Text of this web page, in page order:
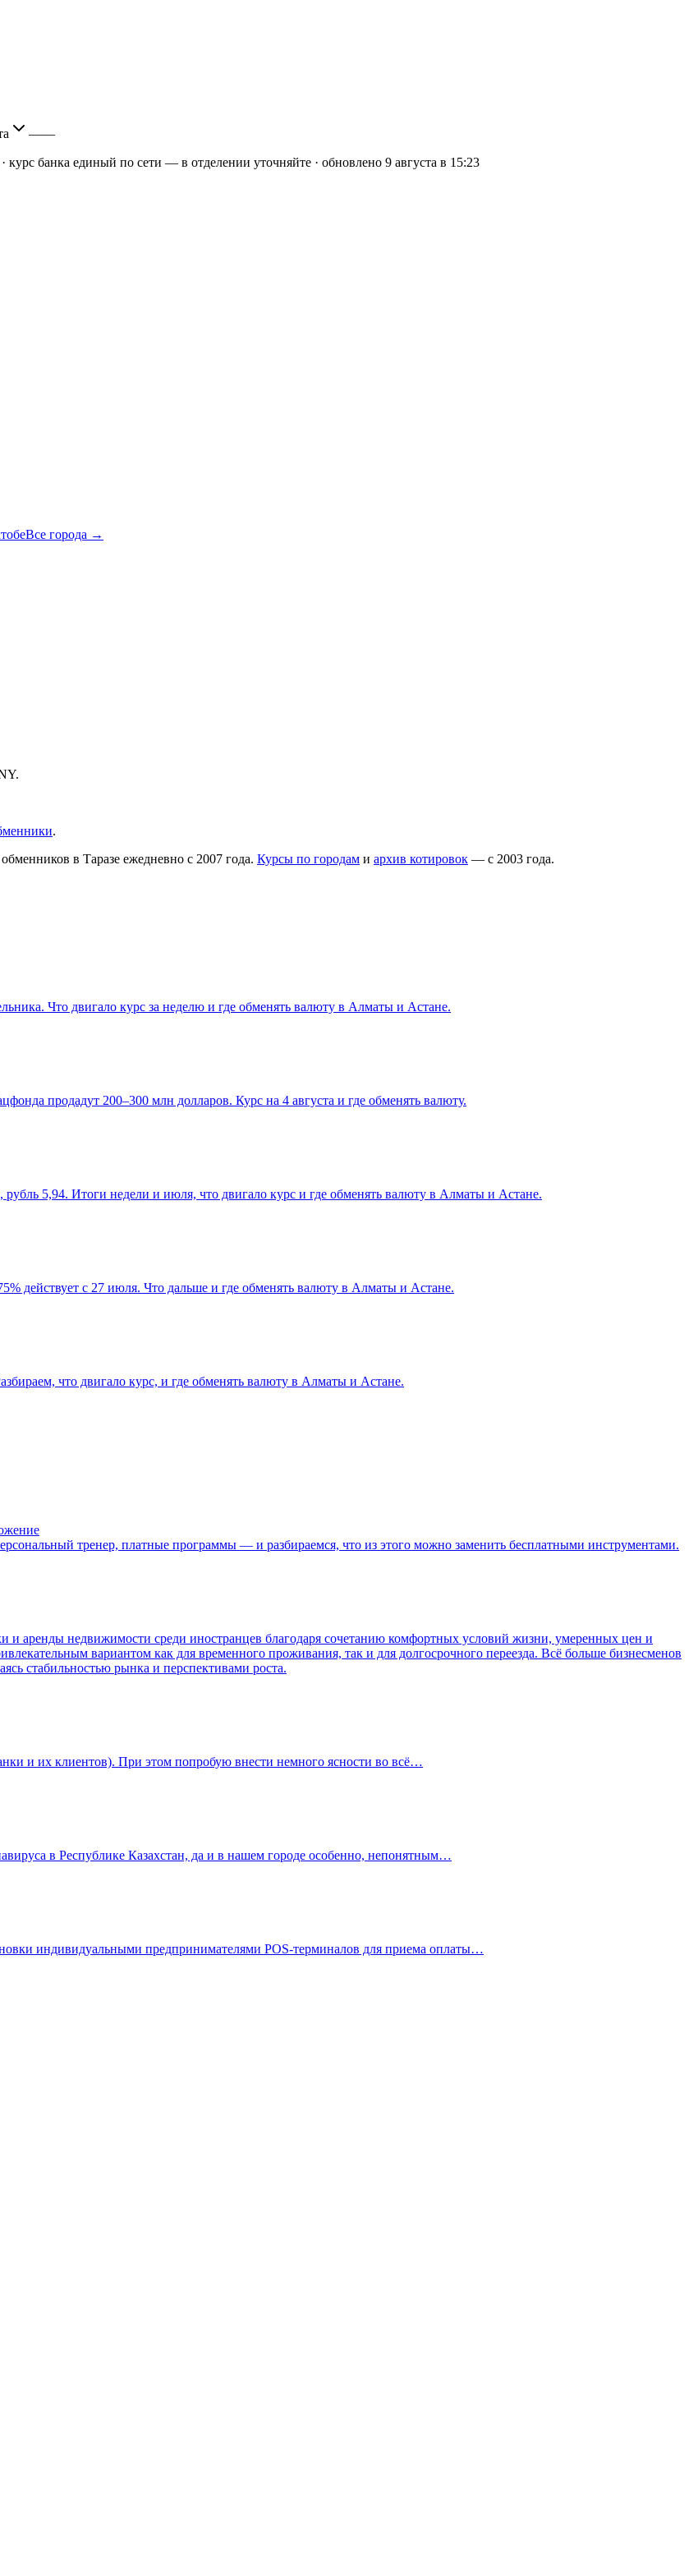
——
· курс банка единый по сети — в отделении уточняйте · обновлено 9 августа в 15:23
Все города →
.
.
в Таразе ежедневно с 2007 года. Курсы по городам и архив котировок — с 2003 года.
Что двигало курс за неделю и где обменять валюту в Алматы и Астане.
продадут 200–300 млн долларов. Курс на 4 августа и где обменять валюту.
5,94. Итоги недели и июля, что двигало курс и где обменять валюту в Алматы и Астане.
действует с 27 июля. Что дальше и где обменять валюту в Алматы и Астане.
что двигало курс, и где обменять валюту в Алматы и Астане.
тренер, платные программы — и разбираемся, что из этого можно заменить бесплатными инструментами.
и аренды недвижимости среди иностранцев благодаря сочетанию комфортных условий жизни, умеренных цен и
вариантом как для временного проживания, так и для долгосрочного переезда. Всё больше бизнесменов
стабильностью рынка и перспективами роста.
и их клиентов). При этом попробую внести немного ясности во всё…
в Республике Казахстан, да и в нашем городе особенно, непонятным…
индивидуальными предпринимателями POS-терминалов для приема оплаты…